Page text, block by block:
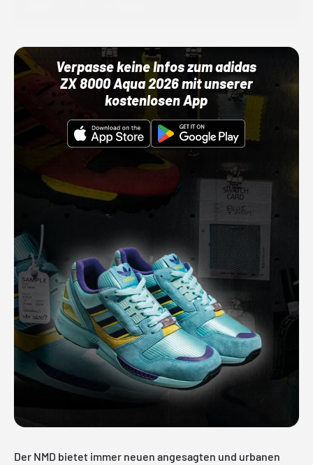
Verpasse keine Infos zum adidas
ZX 8000 Aqua 2026 mit unserer
kostenlosen App
Der NMD bietet immer neuen angesagten und urbanen